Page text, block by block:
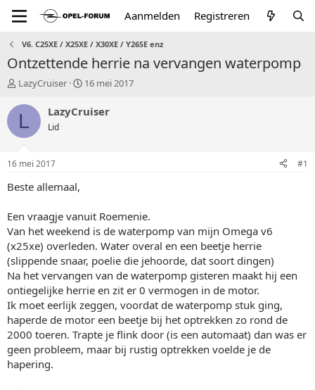
Aanmelden Registreren
V6. C25XE / X25XE / X30XE / Y26SE enz
Ontzettende herrie na vervangen waterpomp
T
p
a
r
r
LazyCruiser
S
a
16 mei 2017
L LazyCruiser
Lid
16 mei 2017 #1
Beste allemaal,
Een vraagje vanuit Roemenie.
Van het weekend is de waterpomp van mijn Omega v6
(x25xe) overleden. Water overal en een beetje herrie
(slippende snaar, poelie die jehoorde, dat soort dingen)
Na het vervangen van de waterpomp gisteren maakt hij een
ontiegelijke herrie en zit er 0 vermogen in de motor.
Ik moet eerlijk zeggen, voordat de waterpomp stuk ging,
haperde de motor een beetje bij het optrekken zo rond de
2000 toeren. Trapte je flink door (is een automaat) dan was er
geen probleem, maar bij rustig optrekken voelde je de
hapering.